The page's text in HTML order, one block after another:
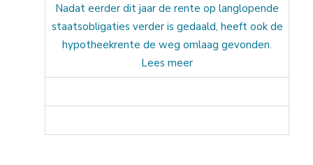
Nadat eerder dit jaar de rente op langlopende
staatsobligaties verder is gedaald, heeft ook de
hypotheekrente de weg omlaag gevonden.
Lees meer